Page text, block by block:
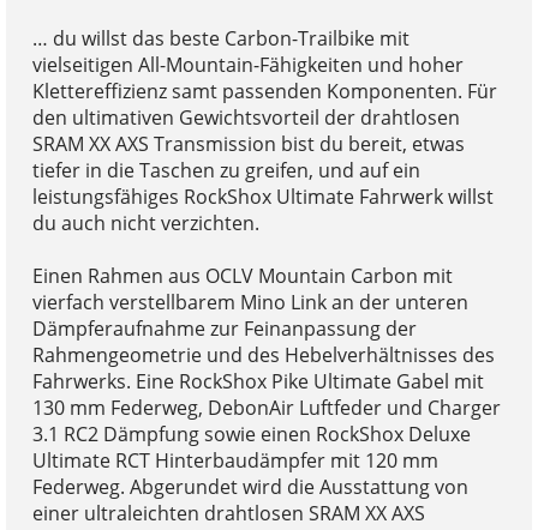
… du willst das beste Carbon-Trailbike mit
vielseitigen All-Mountain-Fähigkeiten und hoher
Klettereffizienz samt passenden Komponenten. Für
den ultimativen Gewichtsvorteil der drahtlosen
SRAM XX AXS Transmission bist du bereit, etwas
tiefer in die Taschen zu greifen, und auf ein
leistungsfähiges RockShox Ultimate Fahrwerk willst
du auch nicht verzichten.
Einen Rahmen aus OCLV Mountain Carbon mit
vierfach verstellbarem Mino Link an der unteren
Dämpferaufnahme zur Feinanpassung der
Rahmengeometrie und des Hebelverhältnisses des
Fahrwerks. Eine RockShox Pike Ultimate Gabel mit
130 mm Federweg, DebonAir Luftfeder und Charger
3.1 RC2 Dämpfung sowie einen RockShox Deluxe
Ultimate RCT Hinterbaudämpfer mit 120 mm
Federweg. Abgerundet wird die Ausstattung von
einer ultraleichten drahtlosen SRAM XX AXS